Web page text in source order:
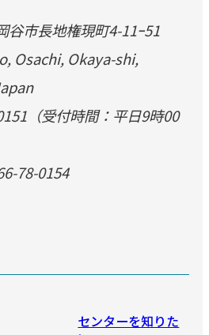
谷市長地権現町4-11ｰ51
Osachi, Okaya-shi,
（受付時間：平日9時00
78-0154
センターを知りた